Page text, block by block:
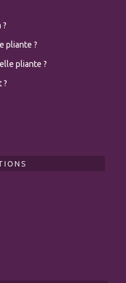
?
pliante ?
pliante ?
?